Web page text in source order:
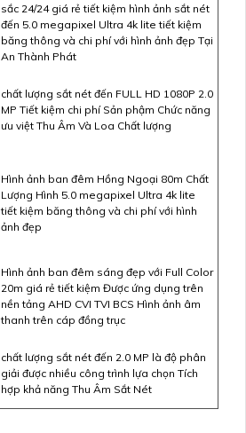
sắc 24/24 giá rẻ tiết kiệm hình ảnh sắt nét
đến 5.0 megapixel Ultra 4k lite tiết kiệm
băng thông và chi phí với hình ảnh đẹp Tại
An Thành Phát
chất lượng sắt nét đến FULL HD 1080P 2.0
MP Tiết kiệm chi phí Sản phậm Chức năng
ưu việt Thu Âm Và Loa Chất lượng
Hình ảnh ban đêm Hồng Ngoại 80m Chất
Lượng Hình 5.0 megapixel Ultra 4k lite
tiết kiệm băng thông và chi phí với hình
ảnh đẹp
Hình ảnh ban đêm sáng đẹp với Full Color
20m giá rẻ tiết kiệm Được ứng dụng trên
nền tảng AHD CVI TVI BCS Hình ảnh âm
thanh trên cáp đồng trục
chất lượng sắt nét đến 2.0 MP là độ phân
giải được nhiều công trình lựa chọn Tích
hợp khả năng Thu Âm Sắt Nét